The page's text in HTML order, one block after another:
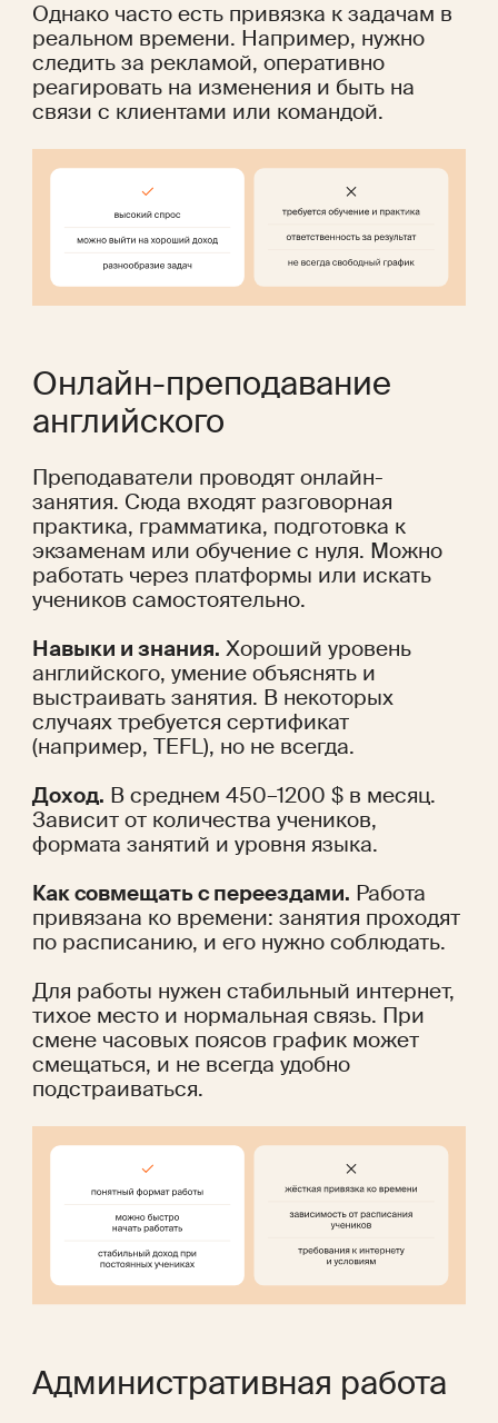
Однако часто есть привязка к задачам в
реальном времени. Например, нужно
следить за рекламой, оперативно
реагировать на изменения и быть на
связи с клиентами или командой.
Онлайн-преподавание
английского
Преподаватели проводят онлайн-
занятия. Сюда входят разговорная
практика, грамматика, подготовка к
экзаменам или обучение с нуля. Можно
работать через платформы или искать
учеников самостоятельно.
Навыки и знания. Хороший уровень
английского, умение объяснять и
выстраивать занятия. В некоторых
случаях требуется сертификат
(например, TEFL), но не всегда.
Доход. В среднем 450–1200 $ в месяц.
Зависит от количества учеников,
формата занятий и уровня языка.
Как совмещать с переездами. Работа
привязана ко времени: занятия проходят
по расписанию, и его нужно соблюдать.
Для работы нужен стабильный интернет,
тихое место и нормальная связь. При
смене часовых поясов график может
смещаться, и не всегда удобно
подстраиваться.
Административная работа